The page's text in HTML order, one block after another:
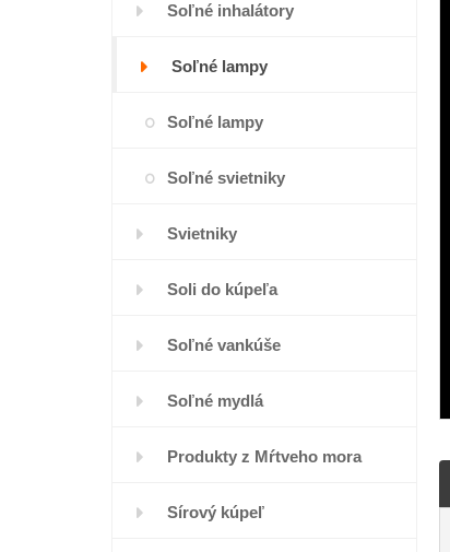
Soľné inhalátory
Soľné lampy
Soľné lampy
Soľné svietniky
Svietniky
Soli do kúpeľa
Soľné vankúše
Soľné mydlá
Produkty z Mŕtveho mora
Sírový kúpeľ